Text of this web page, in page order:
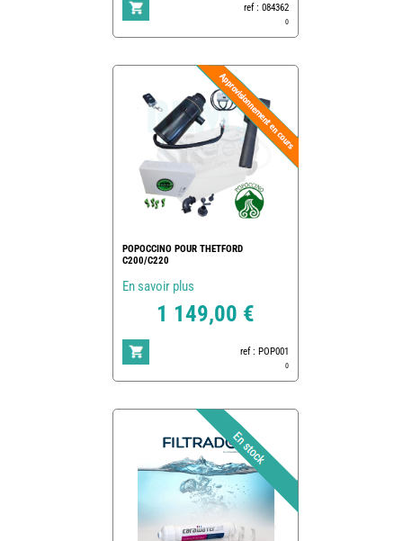
ref : 084362
0
POPOCCINO POUR THETFORD
C200/C220
En savoir plus
1 149,00 €
ref : POP001
0